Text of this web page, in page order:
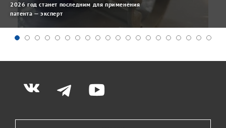
2026 год станет последним для применения
патента — эксперт